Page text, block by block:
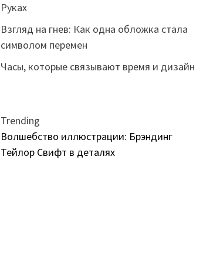
Руках
Взгляд на гнев: Как одна обложка стала
символом перемен
Часы, которые связывают время и дизайн
Trending
Волшебство иллюстрации: Брэндинг
Тейлор Свифт в деталях